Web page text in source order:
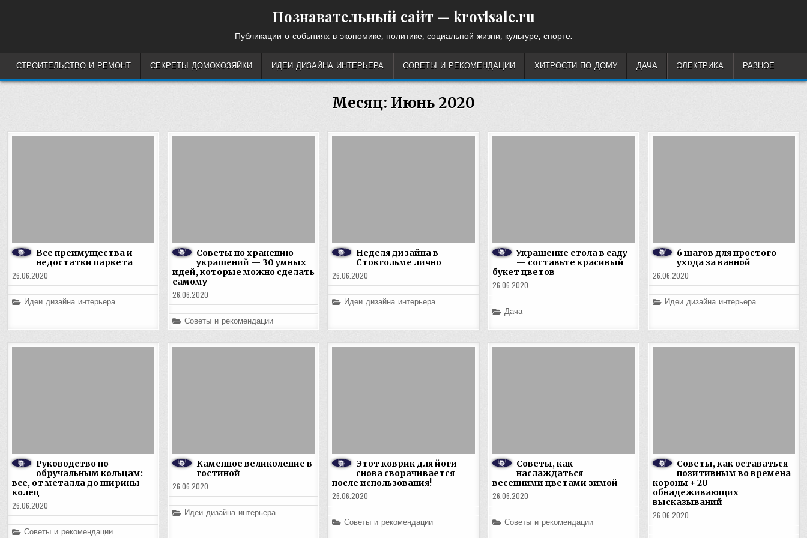
Познавательный сайт — krovlsale.ru
Публикации о событиях в экономике, политике, социальной жизни, культуре, спорте.
СТРОИТЕЛЬСТВО И РЕМОНТ СЕКРЕТЫ ДОМОХОЗЯЙКИ ИДЕИ ДИЗАЙНА ИНТЕРЬЕРА СОВЕТЫ И РЕКОМЕНДАЦИИ ХИТРОСТИ ПО ДОМУ ДАЧА ЭЛЕКТРИКА РАЗНОЕ
Месяц: Июнь 2020
Все преимущества и
недостатки паркета
26.06.2020
Posted
in
Идеи дизайна интерьера
Советы по хранению
украшений — 30 умных
идей, которые можно сделать
самому
26.06.2020
Posted
in
Советы и рекомендации
Неделя дизайна в
Стокгольме лично
26.06.2020
Posted
in
Идеи дизайна интерьера
Украшение стола в саду
— составьте красивый
букет цветов
26.06.2020
Posted
in
Дача
6 шагов для простого
ухода за ванной
26.06.2020
Posted
in
Идеи дизайна интерьера
Руководство по
обручальным кольцам:
все, от металла до ширины
колец
26.06.2020
Posted
Советы и рекомендации
Каменное великолепие в
гостиной
26.06.2020
Posted
in
Идеи дизайна интерьера
Этот коврик для йоги
снова сворачивается
после использования!
26.06.2020
Posted
Советы и рекомендации
Советы, как
наслаждаться
весенними цветами зимой
26.06.2020
Posted
Советы и рекомендации
Советы, как оставаться
позитивным во времена
короны + 20
обнадеживающих
высказываний
26.06.2020